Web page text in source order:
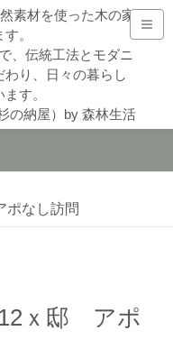
素材を使った木の家
。
、伝統工法とモダニ
り、日々の暮らし
す。
の納屋）by 森林生活
なし訪問